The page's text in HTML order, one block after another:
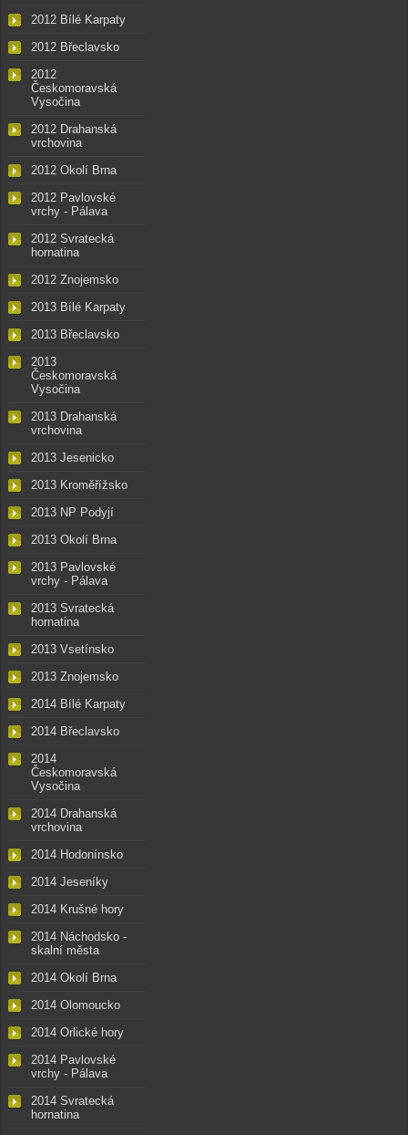
2012 Bílé Karpaty
2012 Břeclavsko
2012
Českomoravská
Vysočina
2012 Drahanská
vrchovina
2012 Okolí Brna
2012 Pavlovské
vrchy - Pálava
2012 Svratecká
hornatina
2012 Znojemsko
2013 Bílé Karpaty
2013 Břeclavsko
2013
Českomoravská
Vysočina
2013 Drahanská
vrchovina
2013 Jesenicko
2013 Kroměřížsko
2013 NP Podyjí
2013 Okolí Brna
2013 Pavlovské
vrchy - Pálava
2013 Svratecká
hornatina
2013 Vsetínsko
2013 Znojemsko
2014 Bílé Karpaty
2014 Břeclavsko
2014
Českomoravská
Vysočina
2014 Drahanská
vrchovina
2014 Hodonínsko
2014 Jeseníky
2014 Krušné hory
2014 Náchodsko -
skalní města
2014 Okolí Brna
2014 Olomoucko
2014 Orlické hory
2014 Pavlovské
vrchy - Pálava
2014 Svratecká
hornatina